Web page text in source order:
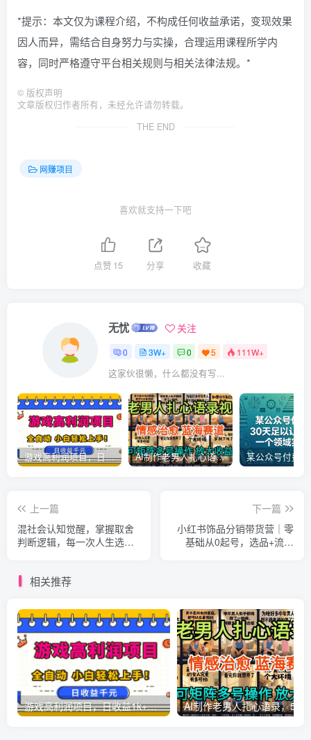
*提示：本文仅为课程介绍，不构成任何收益承诺，变现效果
因人而异，需结合自身努力与实操，合理运用课程所学内
容，同时严格遵守平台相关规则与相关法律法规。*
© 版权声明
文章版权归作者所有，未经允许请勿转载。
THE END
网赚项目
喜欢就支持一下吧
点赞 15 分享 收藏
无忧 关注
0 3W+ 0 5 111W+
这家伙很懒，什么都没有写...
游戏高利润项目，日收益1k+，全自动，无需值守，解放双手，小白轻松上手【揭秘】 AI制作老男人扎心语录，5分钟一条，操作简单，流量非常大，保姆级教程
上一篇
混社会认知觉醒，掌握取舍
判断逻辑，每一次人生选择
下一篇
小红书饰品分销带货营｜零
基础从0起号，选品+流量
相关推荐
游戏高利润项目，日收益1k+，全自动，无需值守，解放双手，小白轻松上手【揭秘】